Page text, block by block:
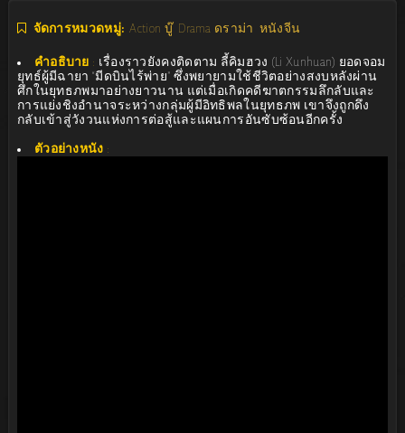
จัดการหมวดหมู่: Action บู๊ Drama ดราม่า หนังจีน
คำอธิบาย : เรื่องราวยังคงติดตาม ลี้คิมฮวง (Li Xunhuan) ยอดจอม
ยุทธ์ผู้มีฉายา “มีดบินไร้พ่าย” ซึ่งพยายามใช้ชีวิตอย่างสงบหลังผ่าน
ศึกในยุทธภพมาอย่างยาวนาน แต่เมื่อเกิดคดีฆาตกรรมลึกลับและ
การแย่งชิงอำนาจระหว่างกลุ่มผู้มีอิทธิพลในยุทธภพ เขาจึงถูกดึง
กลับเข้าสู่วังวนแห่งการต่อสู้และแผนการอันซับซ้อนอีกครั้ง
ตัวอย่างหนัง :